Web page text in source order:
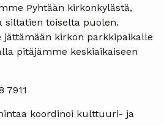
Pyhtään kirkonkylästä,
siltatien toiselta puolen.
kirkon parkkipaikalle
pitäjämme keskiaikaiseen
7911
koordinoi kulttuuri- ja